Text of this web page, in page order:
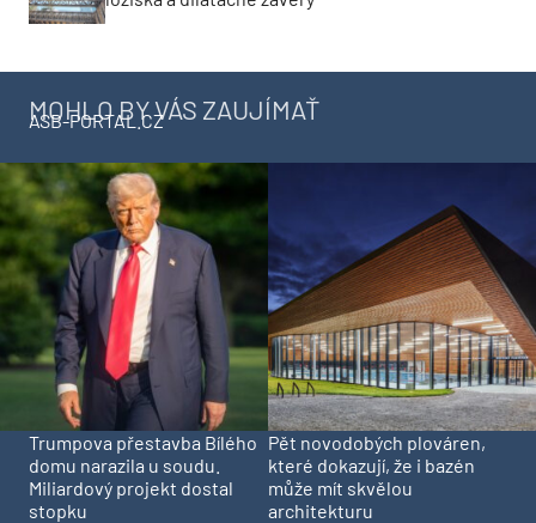
MOHLO BY VÁS ZAUJÍMAŤ
ASB-PORTAL.CZ
Trumpova přestavba Bílého
domu narazila u soudu.
Miliardový projekt dostal
stopku
Pět novodobých plováren,
které dokazují, že i bazén
může mít skvělou
architekturu